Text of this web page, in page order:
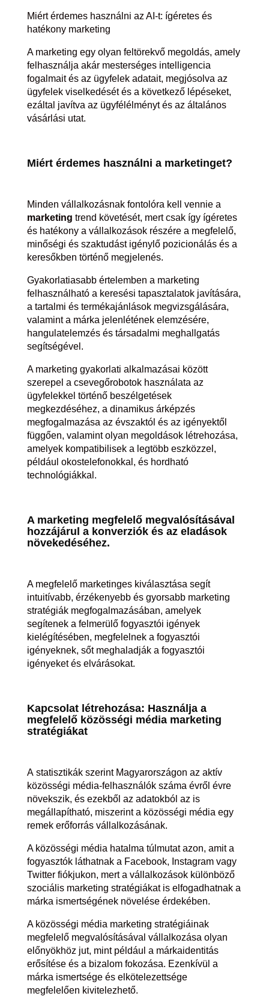
Miért érdemes használni az AI-t: ígéretes és
hatékony marketing
A marketing egy olyan feltörekvő megoldás, amely
felhasználja akár mesterséges intelligencia
fogalmait és az ügyfelek adatait, megjósolva az
ügyfelek viselkedését és a következő lépéseket,
ezáltal javítva az ügyfélélményt és az általános
vásárlási utat.
Miért érdemes használni a marketinget?
Minden vállalkozásnak fontolóra kell vennie a
marketing trend követését, mert csak így ígéretes
és hatékony a vállalkozások részére a megfelelő,
minőségi és szaktudást igénylő pozicionálás és a
keresőkben történő megjelenés.
Gyakorlatiasabb értelemben a marketing
felhasználható a keresési tapasztalatok javítására,
a tartalmi és termékajánlások megvizsgálására,
valamint a márka jelenlétének elemzésére,
hangulatelemzés és társadalmi meghallgatás
segítségével.
A marketing gyakorlati alkalmazásai között
szerepel a csevegőrobotok használata az
ügyfelekkel történő beszélgetések
megkezdéséhez, a dinamikus árképzés
megfogalmazása az évszaktól és az igényektől
függően, valamint olyan megoldások létrehozása,
amelyek kompatibilisek a legtöbb eszközzel,
például okostelefonokkal, és hordható
technológiákkal.
A marketing megfelelő megvalósításával
hozzájárul a konverziók és az eladások
növekedéséhez.
A megfelelő marketinges kiválasztása segít
intuitívabb, érzékenyebb és gyorsabb marketing
stratégiák megfogalmazásában, amelyek
segítenek a felmerülő fogyasztói igények
kielégítésében, megfelelnek a fogyasztói
igényeknek, sőt meghaladják a fogyasztói
igényeket és elvárásokat.
Kapcsolat létrehozása: Használja a
megfelelő közösségi média marketing
stratégiákat
A statisztikák szerint Magyarországon az aktív
közösségi média-felhasználók száma évről évre
növekszik, és ezekből az adatokból az is
megállapítható, miszerint a közösségi média egy
remek erőforrás vállalkozásának.
A közösségi média hatalma túlmutat azon, amit a
fogyasztók láthatnak a Facebook, Instagram vagy
Twitter fiókjukon, mert a vállalkozások különböző
szociális marketing stratégiákat is elfogadhatnak a
márka ismertségének növelése érdekében.
A közösségi média marketing stratégiáinak
megfelelő megvalósításával vállalkozása olyan
előnyökhöz jut, mint például a márkaidentitás
erősítése és a bizalom fokozása. Ezenkívül a
márka ismertsége és elkötelezettsége
megfelelően kivitelezhető.